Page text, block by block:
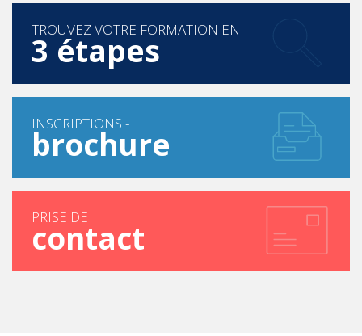
TROUVEZ VOTRE FORMATION EN
3 étapes
INSCRIPTIONS -
brochure
PRISE DE
contact